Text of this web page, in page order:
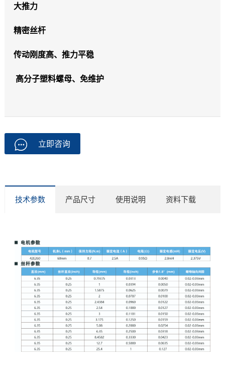
大推力
精密丝杆
传动刚度高、推力平稳
高分子塑料螺母、免维护
立即咨询
技术参数 产品尺寸 使用说明 资料下载